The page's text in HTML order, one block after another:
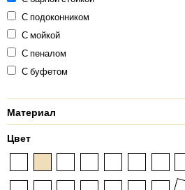
С подоконником
С мойкой
С пеналом
С буфетом
Материал
Цвет